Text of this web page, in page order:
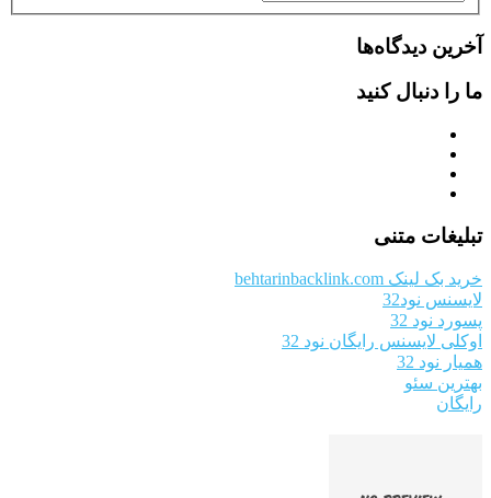
آخرین دیدگاه‌ها
ما را دنبال کنید
تبلیغات متنی
خرید بک لینک behtarinbacklink.com
لایسنس نود32
پسورد نود 32
اوکلی لایسنس رایگان نود 32
همیار نود 32
بهترین سئو
رایگان